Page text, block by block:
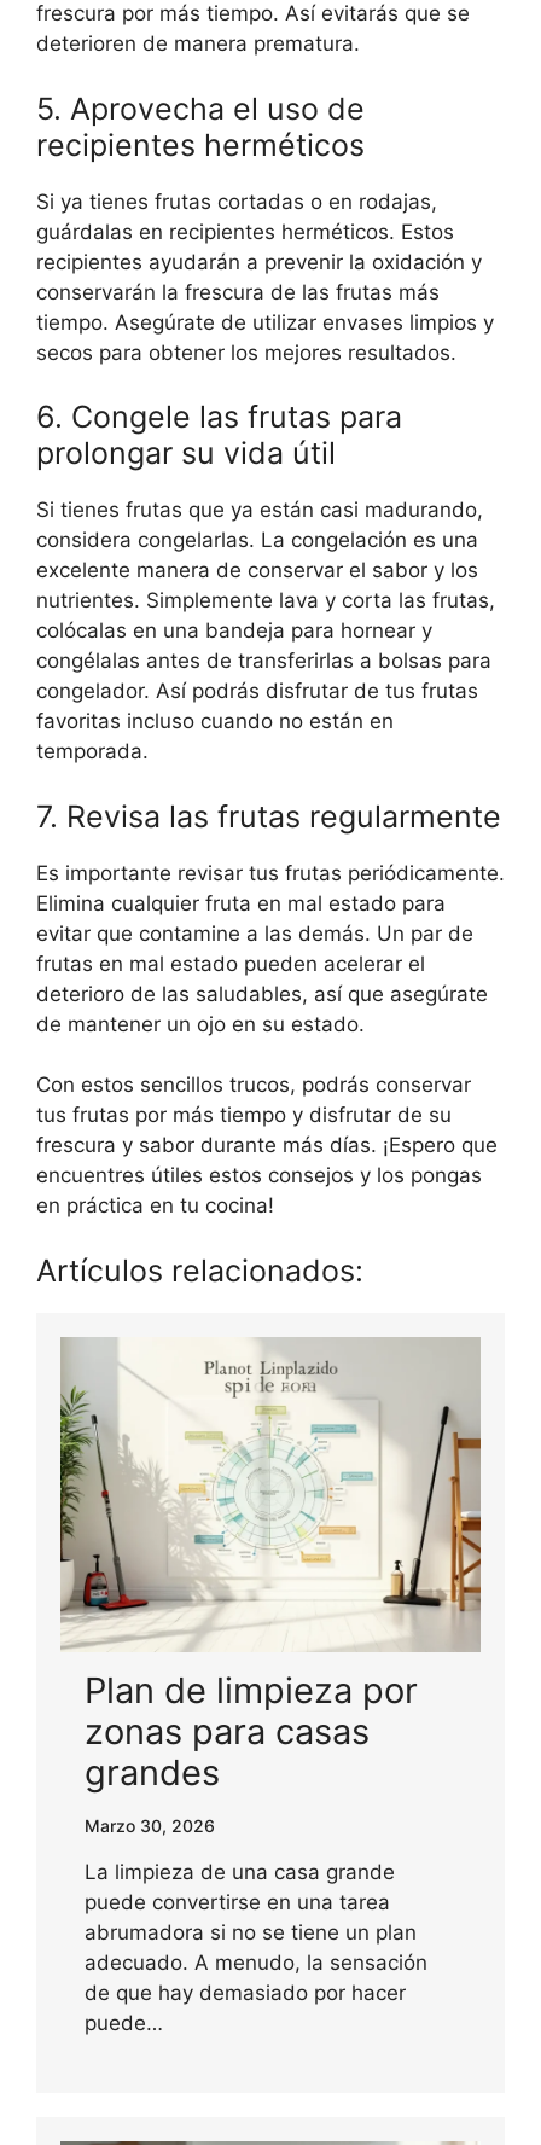
frescura por más tiempo. Así evitarás que se
deterioren de manera prematura.
5. Aprovecha el uso de
recipientes herméticos
Si ya tienes frutas cortadas o en rodajas,
guárdalas en recipientes herméticos. Estos
recipientes ayudarán a prevenir la oxidación y
conservarán la frescura de las frutas más
tiempo. Asegúrate de utilizar envases limpios y
secos para obtener los mejores resultados.
6. Congele las frutas para
prolongar su vida útil
Si tienes frutas que ya están casi madurando,
considera congelarlas. La congelación es una
excelente manera de conservar el sabor y los
nutrientes. Simplemente lava y corta las frutas,
colócalas en una bandeja para hornear y
congélalas antes de transferirlas a bolsas para
congelador. Así podrás disfrutar de tus frutas
favoritas incluso cuando no están en
temporada.
7. Revisa las frutas regularmente
Es importante revisar tus frutas periódicamente.
Elimina cualquier fruta en mal estado para
evitar que contamine a las demás. Un par de
frutas en mal estado pueden acelerar el
deterioro de las saludables, así que asegúrate
de mantener un ojo en su estado.
Con estos sencillos trucos, podrás conservar
tus frutas por más tiempo y disfrutar de su
frescura y sabor durante más días. ¡Espero que
encuentres útiles estos consejos y los pongas
en práctica en tu cocina!
Artículos relacionados:
Plan de limpieza por
zonas para casas
grandes
Marzo 30, 2026
La limpieza de una casa grande
puede convertirse en una tarea
abrumadora si no se tiene un plan
adecuado. A menudo, la sensación
de que hay demasiado por hacer
puede…